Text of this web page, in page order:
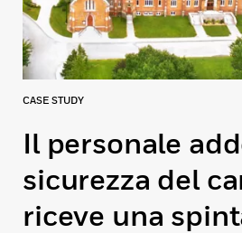
CASE STUDY
Il personale
sicurezza del
riceve una